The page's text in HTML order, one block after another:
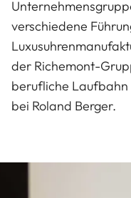
verschiedene
der Richemont-
berufliche
bei Roland Berger.